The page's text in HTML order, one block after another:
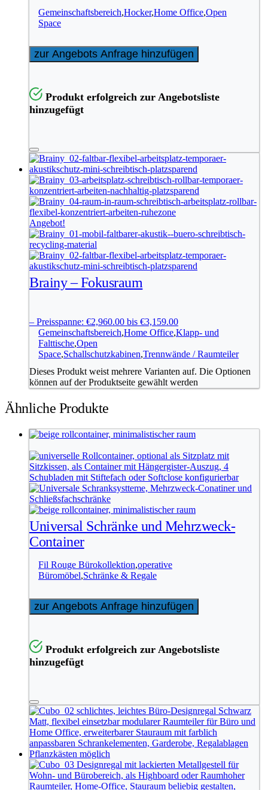
Gemeinschaftsbereich,Hocker,Home Office,Open
Space
zur Angebots Anfrage hinzufügen
Produkt erfolgreich zur Angebotsliste
hinzugefügt
Angebot!
Brainy – Fokusraum
– Preisspanne: €2,960.00 bis €3,159.00
Gemeinschaftsbereich,Home Office,Klapp- und
Falttische,Open
Space,Schallschutzkabinen,Trennwände / Raumteiler
Dieses Produkt weist mehrere Varianten auf. Die Optionen
können auf der Produktseite gewählt werden
Ähnliche Produkte
Universal Schränke und Mehrzweck-
Container
Fil Rouge Bürokollektion,operative
Büromöbel,Schränke & Regale
zur Angebots Anfrage hinzufügen
Produkt erfolgreich zur Angebotsliste
hinzugefügt